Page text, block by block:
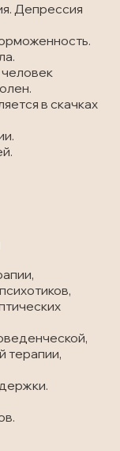
Депрессия
в скачках
терапии,